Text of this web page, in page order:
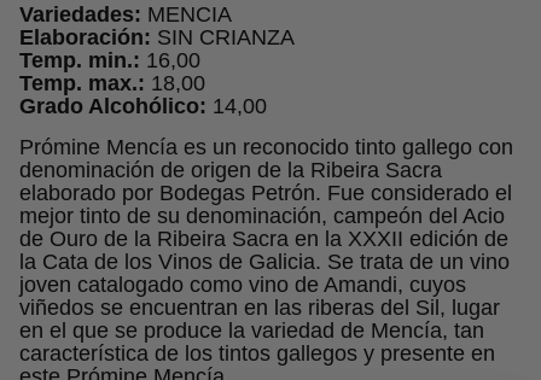
Variedades: MENCIA
Elaboración: SIN CRIANZA
Temp. min.: 16,00
Temp. max.: 18,00
Grado Alcohólico: 14,00
Prómine Mencía es un reconocido tinto gallego con
denominación de origen de la Ribeira Sacra
elaborado por Bodegas Petrón. Fue considerado el
mejor tinto de su denominación, campeón del Acio
de Ouro de la Ribeira Sacra en la XXXII edición de
la Cata de los Vinos de Galicia. Se trata de un vino
joven catalogado como vino de Amandi, cuyos
viñedos se encuentran en las riberas del Sil, lugar
en el que se produce la variedad de Mencía, tan
característica de los tintos gallegos y presente en